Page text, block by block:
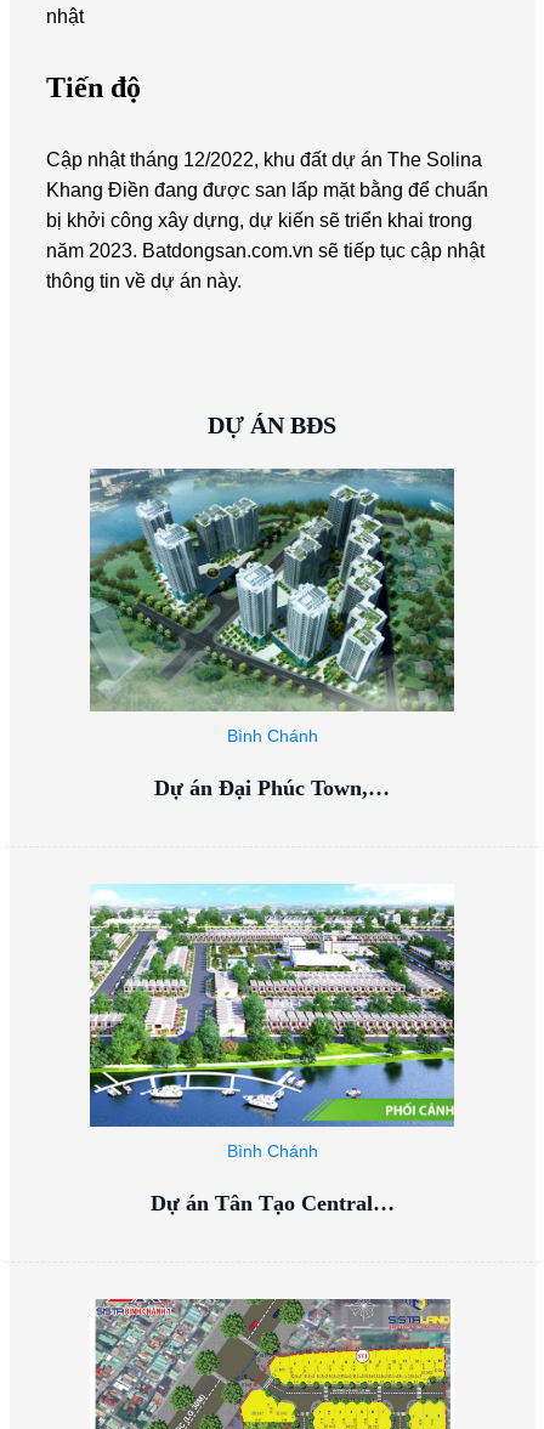
nhật
Tiến độ
Cập nhật tháng 12/2022, khu đất dự án The Solina
Khang Điền đang được san lấp mặt bằng để chuẩn
bị khởi công xây dựng, dự kiến sẽ triển khai trong
năm 2023. Batdongsan.com.vn sẽ tiếp tục cập nhật
thông tin về dự án này.
DỰ ÁN BĐS
Bình Chánh
Dự án Đại Phúc Town,…
Bình Chánh
Dự án Tân Tạo Central…